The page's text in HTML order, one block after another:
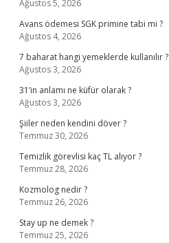
Ağustos 5, 2026
Avans ödemesi SGK primine tabi mi ?
Ağustos 4, 2026
7 baharat hangi yemeklerde kullanılır ?
Ağustos 3, 2026
31’in anlamı ne küfür olarak ?
Ağustos 3, 2026
Şiiler neden kendini döver ?
Temmuz 30, 2026
Temizlik görevlisi kaç TL alıyor ?
Temmuz 28, 2026
Kozmolog nedir ?
Temmuz 26, 2026
Stay up ne demek ?
Temmuz 25, 2026